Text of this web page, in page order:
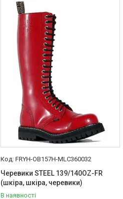
FRYH-OB157H-MLC360032
Черевики STEEL 139/140OZ-FR
(шкіра, шкіра, черевики)
В наявності